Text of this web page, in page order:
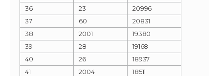
36
23
20996
37
60
20831
38
2001
19380
39
28
19168
40
26
18937
41
2004
18511